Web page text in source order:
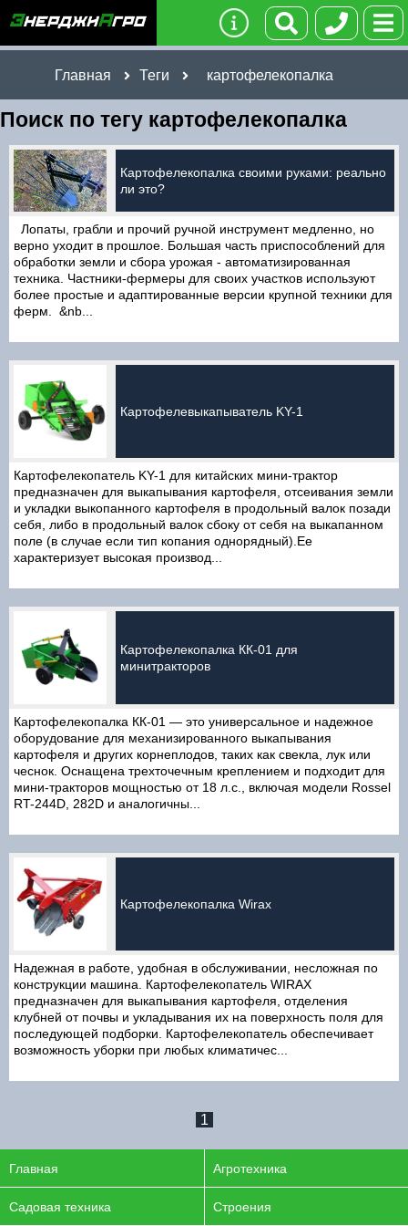
Главная Теги картофелекопалка
Поиск по тегу картофелекопалка
Картофелекопалка своими руками: реально
ли это?
Лопаты, грабли и прочий ручной инструмент медленно, но
верно уходит в прошлое. Большая часть приспособлений для
обработки земли и сбора урожая - автоматизированная
техника. Частники-фермеры для своих участков используют
более простые и адаптированные версии крупной техники для
ферм. &nb...
Картофелевыкапыватель KY-1
Картофелекопатель KY-1 для китайских мини-трактор
предназначен для выкапывания картофеля, отсеивания земли
и укладки выкопанного картофеля в продольный валок позади
себя, либо в продольный валок сбоку от себя на выкапанном
поле (в случае если тип копания однорядный).Ее
характеризует высокая производ...
Картофелекопалка КК-01 для
минитракторов
Картофелекопалка КК-01 — это универсальное и надежное
оборудование для механизированного выкапывания
картофеля и других корнеплодов, таких как свекла, лук или
чеснок. Оснащена трехточечным креплением и подходит для
мини-тракторов мощностью от 18 л.с., включая модели Rossel
RT-244D, 282D и аналогичны...
Картофелекопалка Wirax
Надежная в работе, удобная в обслуживании, несложная по
конструкции машина. Картофелекопатель WIRAX
предназначен для выкапывания картофеля, отделения
клубней от почвы и укладывания их на поверхность поля для
последующей подборки. Картофелекопатель обеспечивает
возможность уборки при любых климатичес...
1
Главная Агротехника
Садовая техника Строения